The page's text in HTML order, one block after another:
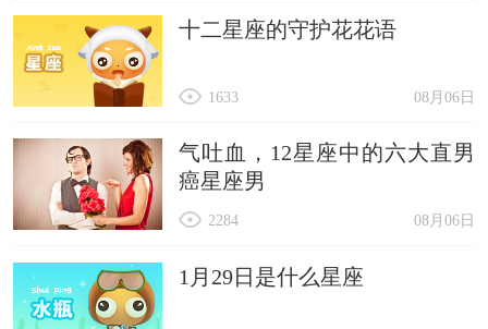
十二星座的守护花花语
08月06日
1633
气吐血，12星座中的六大直男
癌星座男
08月06日
2284
1月29日是什么星座